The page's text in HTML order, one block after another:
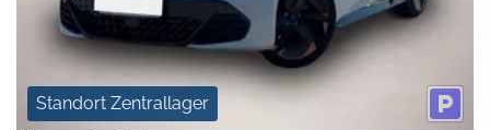
Standort Zentrallager